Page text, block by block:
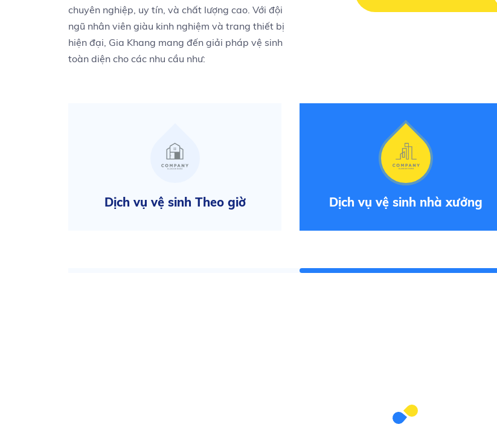
chuyên nghiệp, uy tín, và chất lượng cao. Với đội
ngũ nhân viên giàu kinh nghiệm và trang thiết bị
hiện đại, Gia Khang mang đến giải pháp vệ sinh
toàn diện cho các nhu cầu như:
Dịch vụ vệ sinh nhà xưởng Dịch vụ vệ sinh công nghiệp